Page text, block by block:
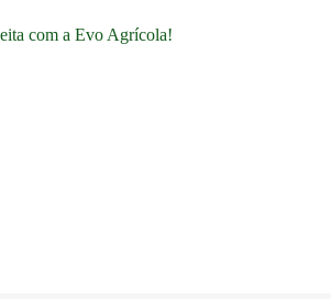
com a Evo Agrícola!